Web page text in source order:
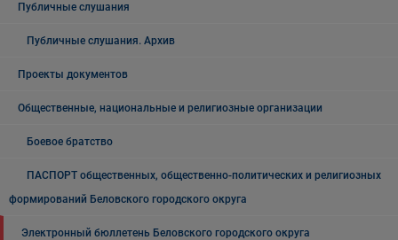
Публичные слушания
Публичные слушания. Архив
Проекты документов
Общественные, национальные и религиозные организации
Боевое братство
ПАСПОРТ общественных, общественно-политических и религиозных
формирований Беловского городского округа
Электронный бюллетень Беловского городского округа